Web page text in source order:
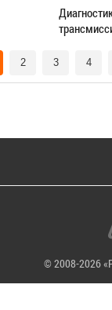
2 3 4
© 2008-2026